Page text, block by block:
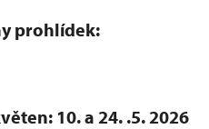
prohlídek:
10. a 24. .5. 2026